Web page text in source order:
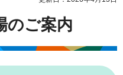
のご案内